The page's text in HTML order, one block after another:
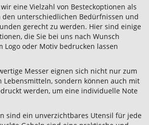
eine Vielzahl von Besteckoptionen als
den unterschiedlichen Bedürfnissen und
gerecht zu werden. Hier sind einige
die Sie bei uns nach Wunsch
oder Motiv bedrucken lassen
Messer eignen sich nicht nur zum
Lebensmitteln, sondern können auch mit
werden, um eine individuelle Note
sind ein unverzichtbares Utensil für jede